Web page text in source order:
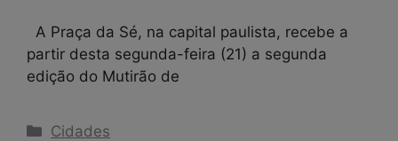
A Praça da Sé, na capital paulista, recebe a
partir desta segunda-feira (21) a segunda
edição do Mutirão de
Categorias
Cidades